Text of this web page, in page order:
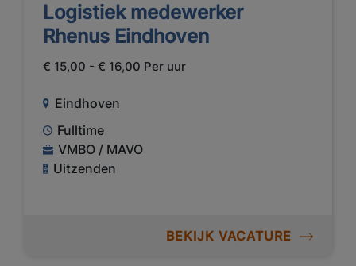
Logistiek medewerker
Rhenus Eindhoven
€ 15,00 - € 16,00 Per uur
Eindhoven
Fulltime
VMBO / MAVO
Uitzenden
BEKIJK VACATURE